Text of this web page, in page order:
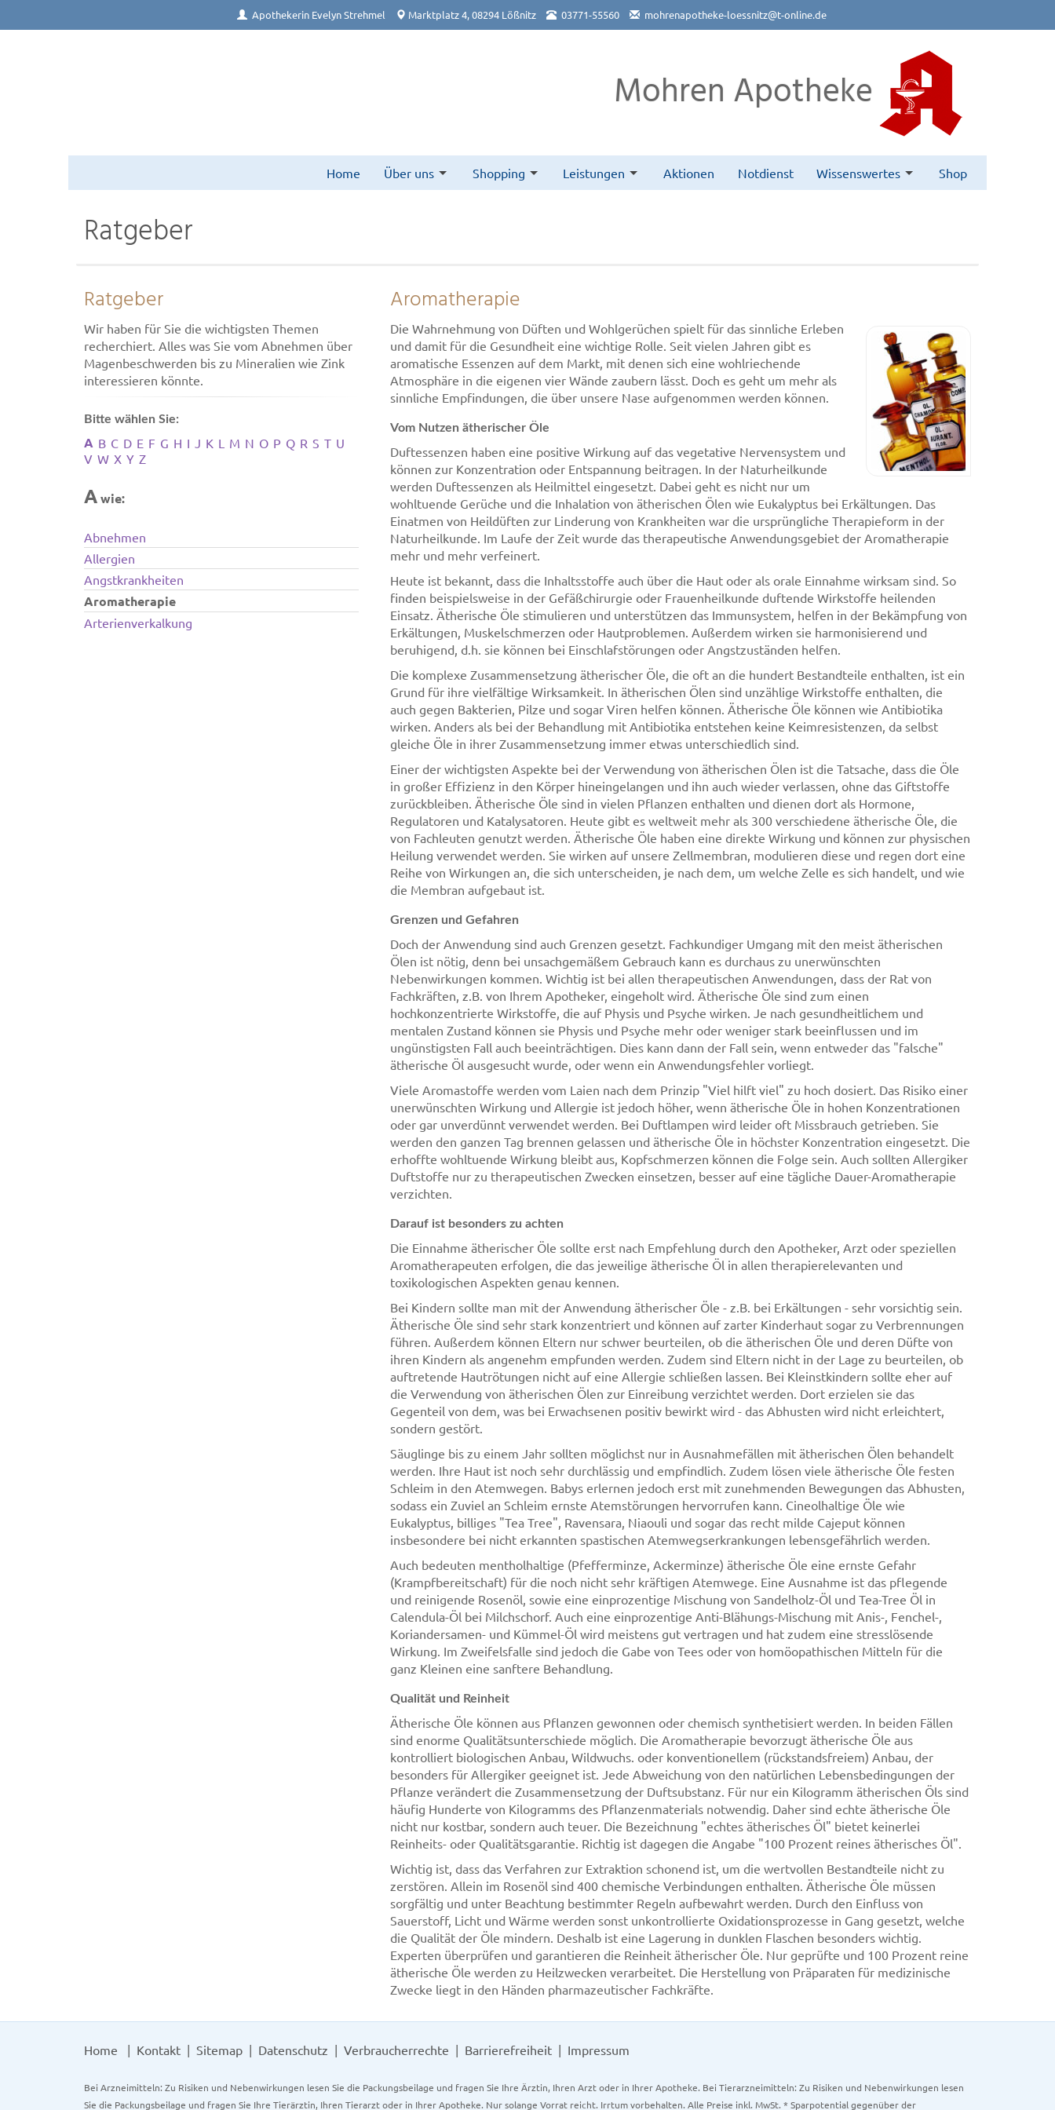
Apothekerin Evelyn Strehmel Marktplatz 4, 08294 Lößnitz 03771-55560 mohrenapotheke-loessnitz@t-online.de
Mohren Apotheke
Home Über uns Shopping Leistungen Aktionen Notdienst Wissenswertes Shop
Ratgeber
Ratgeber
Wir haben für Sie die wichtigsten Themen
recherchiert. Alles was Sie vom Abnehmen über
Magenbeschwerden bis zu Mineralien wie Zink
interessieren könnte.
Bitte wählen Sie:
A B C D E F G H I J K L M N O P Q R S T U
V W X Y Z
Awie:
Abnehmen
Allergien
Angstkrankheiten
Aromatherapie
Arterienverkalkung
Aromatherapie
Die Wahrnehmung von Düften und Wohlgerüchen spielt für das sinnliche Erleben
und damit für die Gesundheit eine wichtige Rolle. Seit vielen Jahren gibt es
aromatische Essenzen auf dem Markt, mit denen sich eine wohlriechende
Atmosphäre in die eigenen vier Wände zaubern lässt. Doch es geht um mehr als
sinnliche Empfindungen, die über unsere Nase aufgenommen werden können.
Vom Nutzen ätherischer Öle
Duftessenzen haben eine positive Wirkung auf das vegetative Nervensystem und
können zur Konzentration oder Entspannung beitragen. In der Naturheilkunde
werden Duftessenzen als Heilmittel eingesetzt. Dabei geht es nicht nur um
wohltuende Gerüche und die Inhalation von ätherischen Ölen wie Eukalyptus bei Erkältungen. Das
Einatmen von Heildüften zur Linderung von Krankheiten war die ursprüngliche Therapieform in der
Naturheilkunde. Im Laufe der Zeit wurde das therapeutische Anwendungsgebiet der Aromatherapie
mehr und mehr verfeinert.
Heute ist bekannt, dass die Inhaltsstoffe auch über die Haut oder als orale Einnahme wirksam sind. So
finden beispielsweise in der Gefäßchirurgie oder Frauenheilkunde duftende Wirkstoffe heilenden
Einsatz. Ätherische Öle stimulieren und unterstützen das Immunsystem, helfen in der Bekämpfung von
Erkältungen, Muskelschmerzen oder Hautproblemen. Außerdem wirken sie harmonisierend und
beruhigend, d.h. sie können bei Einschlafstörungen oder Angstzuständen helfen.
Die komplexe Zusammensetzung ätherischer Öle, die oft an die hundert Bestandteile enthalten, ist ein
Grund für ihre vielfältige Wirksamkeit. In ätherischen Ölen sind unzählige Wirkstoffe enthalten, die
auch gegen Bakterien, Pilze und sogar Viren helfen können. Ätherische Öle können wie Antibiotika
wirken. Anders als bei der Behandlung mit Antibiotika entstehen keine Keimresistenzen, da selbst
gleiche Öle in ihrer Zusammensetzung immer etwas unterschiedlich sind.
Einer der wichtigsten Aspekte bei der Verwendung von ätherischen Ölen ist die Tatsache, dass die Öle
in großer Effizienz in den Körper hineingelangen und ihn auch wieder verlassen, ohne das Giftstoffe
zurückbleiben. Ätherische Öle sind in vielen Pflanzen enthalten und dienen dort als Hormone,
Regulatoren und Katalysatoren. Heute gibt es weltweit mehr als 300 verschiedene ätherische Öle, die
von Fachleuten genutzt werden. Ätherische Öle haben eine direkte Wirkung und können zur physischen
Heilung verwendet werden. Sie wirken auf unsere Zellmembran, modulieren diese und regen dort eine
Reihe von Wirkungen an, die sich unterscheiden, je nach dem, um welche Zelle es sich handelt, und wie
die Membran aufgebaut ist.
Grenzen und Gefahren
Doch der Anwendung sind auch Grenzen gesetzt. Fachkundiger Umgang mit den meist ätherischen
Ölen ist nötig, denn bei unsachgemäßem Gebrauch kann es durchaus zu unerwünschten
Nebenwirkungen kommen. Wichtig ist bei allen therapeutischen Anwendungen, dass der Rat von
Fachkräften, z.B. von Ihrem Apotheker, eingeholt wird. Ätherische Öle sind zum einen
hochkonzentrierte Wirkstoffe, die auf Physis und Psyche wirken. Je nach gesundheitlichem und
mentalen Zustand können sie Physis und Psyche mehr oder weniger stark beeinflussen und im
ungünstigsten Fall auch beeinträchtigen. Dies kann dann der Fall sein, wenn entweder das "falsche"
ätherische Öl ausgesucht wurde, oder wenn ein Anwendungsfehler vorliegt.
Viele Aromastoffe werden vom Laien nach dem Prinzip "Viel hilft viel" zu hoch dosiert. Das Risiko einer
unerwünschten Wirkung und Allergie ist jedoch höher, wenn ätherische Öle in hohen Konzentrationen
oder gar unverdünnt verwendet werden. Bei Duftlampen wird leider oft Missbrauch getrieben. Sie
werden den ganzen Tag brennen gelassen und ätherische Öle in höchster Konzentration eingesetzt. Die
erhoffte wohltuende Wirkung bleibt aus, Kopfschmerzen können die Folge sein. Auch sollten Allergiker
Duftstoffe nur zu therapeutischen Zwecken einsetzen, besser auf eine tägliche Dauer-Aromatherapie
verzichten.
Darauf ist besonders zu achten
Die Einnahme ätherischer Öle sollte erst nach Empfehlung durch den Apotheker, Arzt oder speziellen
Aromatherapeuten erfolgen, die das jeweilige ätherische Öl in allen therapierelevanten und
toxikologischen Aspekten genau kennen.
Bei Kindern sollte man mit der Anwendung ätherischer Öle - z.B. bei Erkältungen - sehr vorsichtig sein.
Ätherische Öle sind sehr stark konzentriert und können auf zarter Kinderhaut sogar zu Verbrennungen
führen. Außerdem können Eltern nur schwer beurteilen, ob die ätherischen Öle und deren Düfte von
ihren Kindern als angenehm empfunden werden. Zudem sind Eltern nicht in der Lage zu beurteilen, ob
auftretende Hautrötungen nicht auf eine Allergie schließen lassen. Bei Kleinstkindern sollte eher auf
die Verwendung von ätherischen Ölen zur Einreibung verzichtet werden. Dort erzielen sie das
Gegenteil von dem, was bei Erwachsenen positiv bewirkt wird - das Abhusten wird nicht erleichtert,
sondern gestört.
Säuglinge bis zu einem Jahr sollten möglichst nur in Ausnahmefällen mit ätherischen Ölen behandelt
werden. Ihre Haut ist noch sehr durchlässig und empfindlich. Zudem lösen viele ätherische Öle festen
Schleim in den Atemwegen. Babys erlernen jedoch erst mit zunehmenden Bewegungen das Abhusten,
sodass ein Zuviel an Schleim ernste Atemstörungen hervorrufen kann. Cineolhaltige Öle wie
Eukalyptus, billiges "Tea Tree", Ravensara, Niaouli und sogar das recht milde Cajeput können
insbesondere bei nicht erkannten spastischen Atemwegserkrankungen lebensgefährlich werden.
Auch bedeuten mentholhaltige (Pfefferminze, Ackerminze) ätherische Öle eine ernste Gefahr
(Krampfbereitschaft) für die noch nicht sehr kräftigen Atemwege. Eine Ausnahme ist das pflegende
und reinigende Rosenöl, sowie eine einprozentige Mischung von Sandelholz-Öl und Tea-Tree Öl in
Calendula-Öl bei Milchschorf. Auch eine einprozentige Anti-Blähungs-Mischung mit Anis-, Fenchel-,
Koriandersamen- und Kümmel-Öl wird meistens gut vertragen und hat zudem eine stresslösende
Wirkung. Im Zweifelsfalle sind jedoch die Gabe von Tees oder von homöopathischen Mitteln für die
ganz Kleinen eine sanftere Behandlung.
Qualität und Reinheit
Ätherische Öle können aus Pflanzen gewonnen oder chemisch synthetisiert werden. In beiden Fällen
sind enorme Qualitätsunterschiede möglich. Die Aromatherapie bevorzugt ätherische Öle aus
kontrolliert biologischen Anbau, Wildwuchs. oder konventionellem (rückstandsfreiem) Anbau, der
besonders für Allergiker geeignet ist. Jede Abweichung von den natürlichen Lebensbedingungen der
Pflanze verändert die Zusammensetzung der Duftsubstanz. Für nur ein Kilogramm ätherischen Öls sind
häufig Hunderte von Kilogramms des Pflanzenmaterials notwendig. Daher sind echte ätherische Öle
nicht nur kostbar, sondern auch teuer. Die Bezeichnung "echtes ätherisches Öl" bietet keinerlei
Reinheits- oder Qualitätsgarantie. Richtig ist dagegen die Angabe "100 Prozent reines ätherisches Öl".
Wichtig ist, dass das Verfahren zur Extraktion schonend ist, um die wertvollen Bestandteile nicht zu
zerstören. Allein im Rosenöl sind 400 chemische Verbindungen enthalten. Ätherische Öle müssen
sorgfältig und unter Beachtung bestimmter Regeln aufbewahrt werden. Durch den Einfluss von
Sauerstoff, Licht und Wärme werden sonst unkontrollierte Oxidationsprozesse in Gang gesetzt, welche
die Qualität der Öle mindern. Deshalb ist eine Lagerung in dunklen Flaschen besonders wichtig.
Experten überprüfen und garantieren die Reinheit ätherischer Öle. Nur geprüfte und 100 Prozent reine
ätherische Öle werden zu Heilzwecken verarbeitet. Die Herstellung von Präparaten für medizinische
Zwecke liegt in den Händen pharmazeutischer Fachkräfte.
Home Kontakt Sitemap Datenschutz Verbraucherrechte Barrierefreiheit Impressum
Bei Arzneimitteln: Zu Risiken und Nebenwirkungen lesen Sie die Packungsbeilage und fragen Sie Ihre Ärztin, Ihren Arzt oder in Ihrer Apotheke. Bei Tierarzneimitteln: Zu Risiken und Nebenwirkungen lesen
Sie die Packungsbeilage und fragen Sie Ihre Tierärztin, Ihren Tierarzt oder in Ihrer Apotheke. Nur solange Vorrat reicht. Irrtum vorbehalten. Alle Preise inkl. MwSt. * Sparpotential gegenüber der